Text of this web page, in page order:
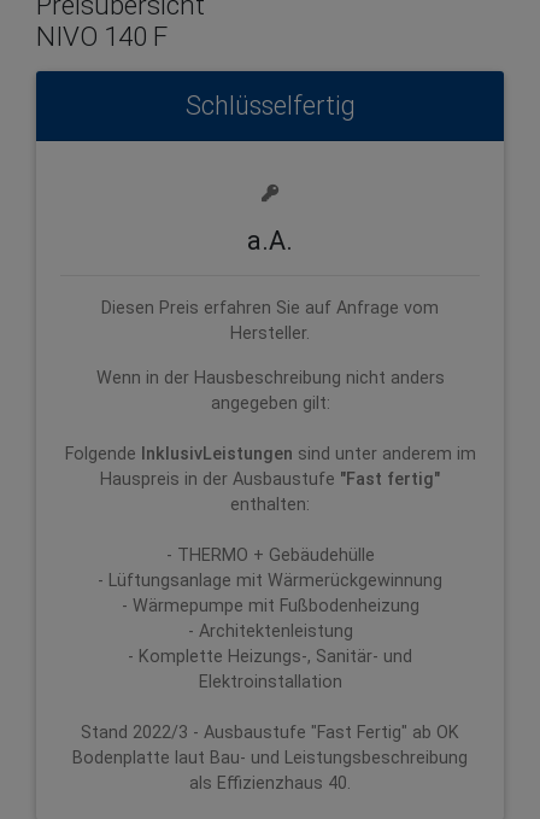
NIVO 140 F
Schlüsselfertig
a.A.
Diesen Preis erfahren Sie auf Anfrage vom
Hersteller.
Wenn in der Hausbeschreibung nicht anders
angegeben gilt:
Folgende InklusivLeistungen sind unter anderem im
Hauspreis in der Ausbaustufe "Fast fertig"
enthalten:
- THERMO + Gebäudehülle
- Lüftungsanlage mit Wärmerückgewinnung
- Wärmepumpe mit Fußbodenheizung
- Architektenleistung
- Komplette Heizungs-, Sanitär- und
Elektroinstallation
Stand 2022/3 - Ausbaustufe "Fast Fertig" ab OK
Bodenplatte laut Bau- und Leistungsbeschreibung
als Effizienzhaus 40.